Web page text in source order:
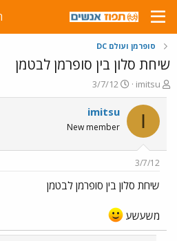
סופרמן ועולם DC
שיחת סלון בין סופרמן לבטמן
פ
ו
ת
ח
ה
ש
א
imitsu
פ
ו
ר
ם
ר
ך
3/7/12
I
imitsu
New member
3/7/12
שיחת סלון בין סופרמן לבטמן
משעשע